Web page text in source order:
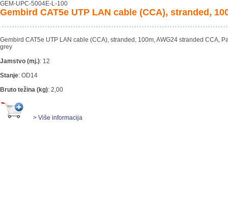
GEM-UPC-5004E-L-100
Gembird CAT5e UTP LAN cable (CCA), stranded,
Gembird CAT5e UTP LAN cable (CCA), stranded, 100m, AWG24 stranded CCA,
grey
Jamstvo (mj.): 12
Stanje: OD14
Bruto težina (kg): 2,00
> Više informacija